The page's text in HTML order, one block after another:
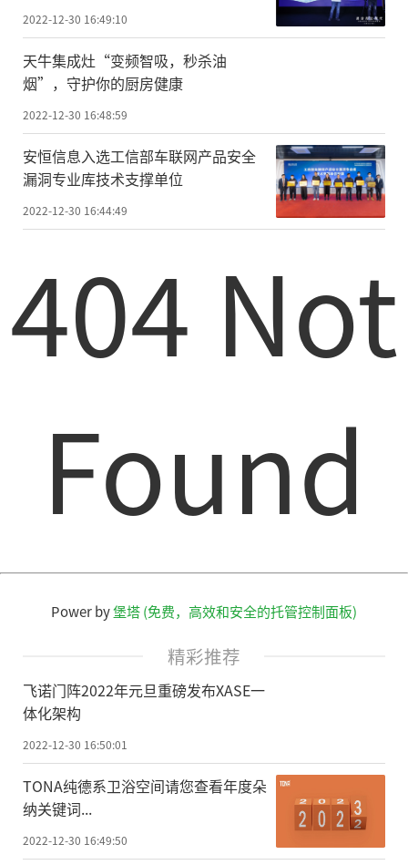
2022-12-30 16:49:10
天牛集成灶“变频智吸，秒杀油
烟”，守护你的厨房健康
2022-12-30 16:48:59
安恒信息入选工信部车联网产品安全
漏洞专业库技术支撑单位
2022-12-30 16:44:49
404 Not
Found
Power by堡塔 (免费，高效和安全的托管控制面板)
精彩推荐
飞诺门阵2022年元旦重磅发布XASE一
体化架构
2022-12-30 16:50:01
TONA纯德系卫浴空间请您查看年度朵
纳关键词...
2022-12-30 16:49:50